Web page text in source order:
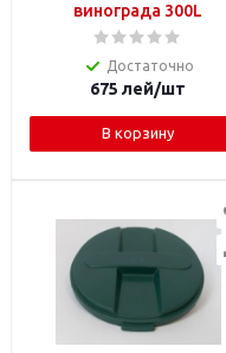
винограда 300L
Достаточно
675 лей/шт
В корзину